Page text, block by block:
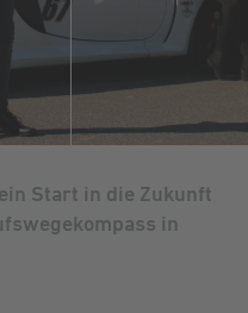
Start in die Zukunft
in